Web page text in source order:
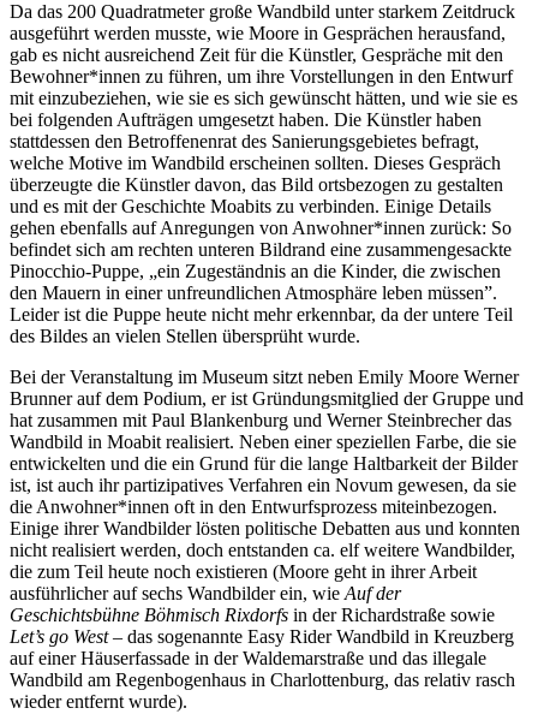
Da das 200 Quadratmeter große Wandbild unter starkem Zeitdruck
ausgeführt werden musste, wie Moore in Gesprächen herausfand,
gab es nicht ausreichend Zeit für die Künstler, Gespräche mit den
Bewohner*innen zu führen, um ihre Vorstellungen in den Entwurf
mit einzubeziehen, wie sie es sich gewünscht hätten, und wie sie es
bei folgenden Aufträgen umgesetzt haben. Die Künstler haben
stattdessen den Betroffenenrat des Sanierungsgebietes befragt,
welche Motive im Wandbild erscheinen sollten. Dieses Gespräch
überzeugte die Künstler davon, das Bild ortsbezogen zu gestalten
und es mit der Geschichte Moabits zu verbinden. Einige Details
gehen ebenfalls auf Anregungen von Anwohner*innen zurück: So
befindet sich am rechten unteren Bildrand eine zusammengesackte
Pinocchio‐Puppe, „ein Zugeständnis an die Kinder, die zwischen
den Mauern in einer unfreundlichen Atmosphäre leben müssen”.
Leider ist die Puppe heute nicht mehr erkennbar, da der untere Teil
des Bildes an vielen Stellen übersprüht wurde.
Bei der Veranstaltung im Museum sitzt neben Emily Moore Werner
Brunner auf dem Podium, er ist Gründungsmitglied der Gruppe und
hat zusammen mit Paul Blankenburg und Werner Steinbrecher das
Wandbild in Moabit realisiert. Neben einer speziellen Farbe, die sie
entwickelten und die ein Grund für die lange Haltbarkeit der Bilder
ist, ist auch ihr partizipatives Verfahren ein Novum gewesen, da sie
die Anwohner*innen oft in den Entwurfsprozess miteinbezogen.
Einige ihrer Wandbilder lösten politische Debatten aus und konnten
nicht realisiert werden, doch entstanden ca. elf weitere Wandbilder,
die zum Teil heute noch existieren (Moore geht in ihrer Arbeit
ausführlicher auf sechs Wandbilder ein, wie Auf der
Geschichtsbühne Böhmisch Rixdorfs in der Richardstraße sowie
Let’s go West – das sogenannte Easy Rider Wandbild in Kreuzberg
auf einer Häuserfassade in der Waldemarstraße und das illegale
Wandbild am Regenbogenhaus in Charlottenburg, das relativ rasch
wieder entfernt wurde).